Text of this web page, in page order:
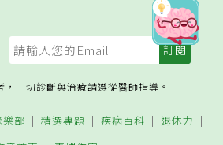
，一切診斷與治療請遵從醫師指導。
部 精選專題 疾病百科
退休力